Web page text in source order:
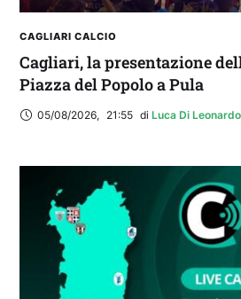
CAGLIARI CALCIO
Cagliari, la presentazione
Piazza del Popolo a Pula
05/08/2026, 21:55 di Luca Di Leonardo